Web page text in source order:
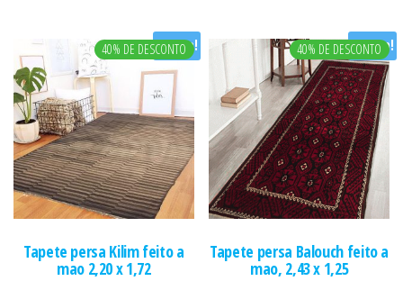
Oferta!
40% DE DESCONTO
Tapete persa Kilim feito a
mao 2,20 x 1,72
Oferta!
40% DE DESCONTO
Tapete persa Balouch feito a
mao, 2,43 x 1,25